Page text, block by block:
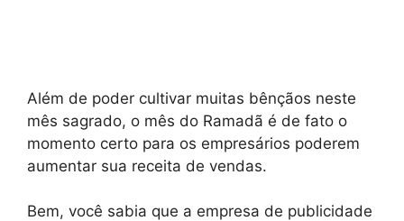
Além de poder cultivar muitas bênçãos neste
mês sagrado, o mês do Ramadã é de fato o
momento certo para os empresários poderem
aumentar sua receita de vendas.
Bem, você sabia que a empresa de publicidade